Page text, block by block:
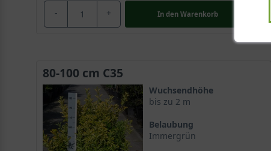
- + In den Warenkorb
80-100 cm C35
Wuchsendhöhe
bis zu 2 m
Belaubung
Immergrün